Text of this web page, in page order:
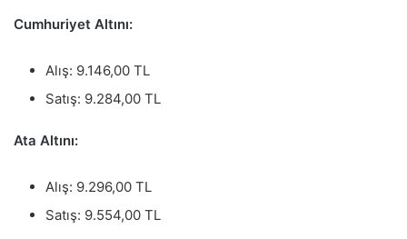
Cumhuriyet Altını:
Alış: 9.146,00 TL
Satış: 9.284,00 TL
Ata Altını:
Alış: 9.296,00 TL
Satış: 9.554,00 TL